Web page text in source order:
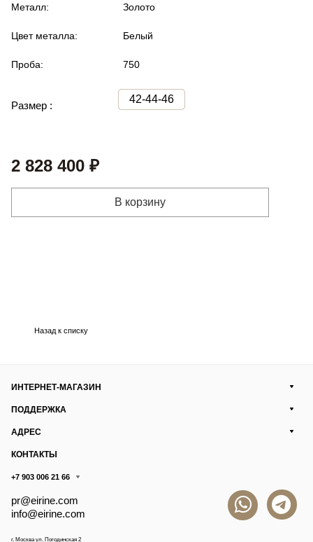
Металл: Золото
Цвет металла: Белый
Проба: 750
Размер :
42-44-46
2 828 400 ₽
В корзину
Назад к списку
ИНТЕРНЕТ-МАГАЗИН
ПОДДЕРЖКА
АДРЕС
КОНТАКТЫ
+7 903 006 21 66
pr@eirine.com
info@eirine.com
г. Москва ул. Погодинская 2